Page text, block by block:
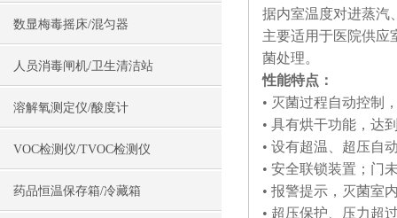
数显梅毒摇床/混匀器
人员消毒闸机/卫生清洁站
溶解氧测定仪/酸度计
VOC检测仪/TVOC检测仪
药品恒温保存箱/冷藏箱
据内室温度对进蒸汽
主要适用于医院供应
菌处理。
性能特点：
• 灭菌过程自动控制
• 具有烘干功能，达
• 设有超温、超压自
• 安全联锁装置；门
• 报警提示，灭菌室
• 超压保护、压力超